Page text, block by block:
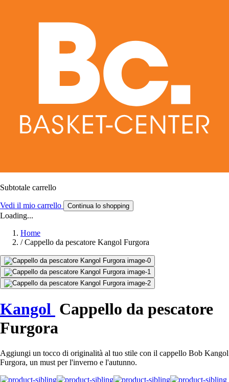
Subtotale carrello
Vedi il mio carrello Continua lo shopping
Loading...
Home
/ Cappello da pescatore Kangol Furgora
Kangol Cappello da pescatore
Furgora
Aggiungi un tocco di originalità al tuo stile con il cappello Bob Kangol
Furgora, un must per l'inverno e l'autunno.